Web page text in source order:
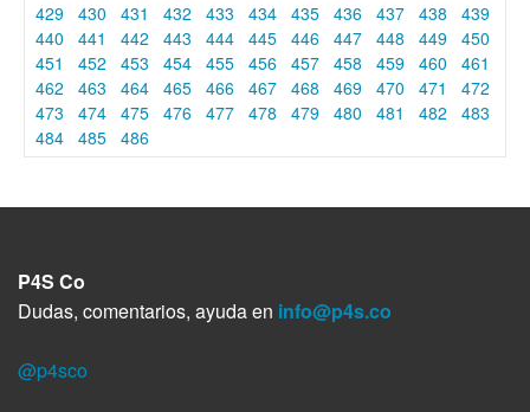
429 430 431 432 433 434 435 436 437 438
439
440
441 442 443 444 445 446 447 448 449 450
451
452 453 454 455 456 457 458 459 460
461
462
463 464 465 466 467 468 469 470 471
472
473
474 475 476 477 478 479 480 481 482
483
484 485 486
P4S Co
Dudas, comentarios, ayuda en info@p4s.co
@p4sco